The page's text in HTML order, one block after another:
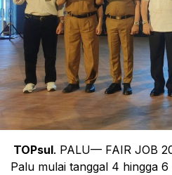
TOPsul. PALU— FAIR JOB
Palu mulai tanggal 4 hingga